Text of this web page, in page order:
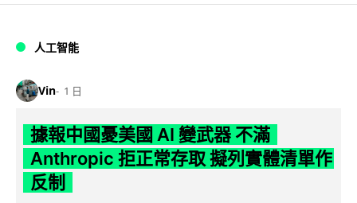
人工智能
Vin 1 日
據報中國憂美國 AI 變武器 不滿
Anthropic 拒正常存取 擬列實體清單作
反制